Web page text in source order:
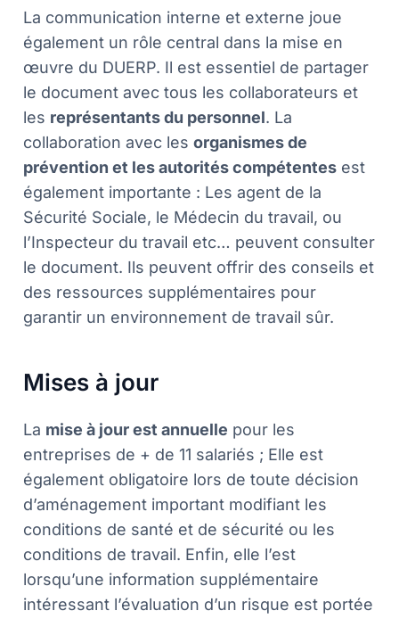
La communication interne et externe joue
également un rôle central dans la mise en
œuvre du DUERP. Il est essentiel de partager
le document avec tous les collaborateurs et
les représentants du personnel. La
collaboration avec les organismes de
prévention et les autorités compétentes est
également importante : Les agent de la
Sécurité Sociale, le Médecin du travail, ou
l’Inspecteur du travail etc… peuvent consulter
le document. Ils peuvent offrir des conseils et
des ressources supplémentaires pour
garantir un environnement de travail sûr.
Mises à jour
La mise à jour est annuelle pour les
entreprises de + de 11 salariés ; Elle est
également obligatoire lors de toute décision
d’aménagement important modifiant les
conditions de santé et de sécurité ou les
conditions de travail. Enfin, elle l’est
lorsqu’une information supplémentaire
intéressant l’évaluation d’un risque est portée